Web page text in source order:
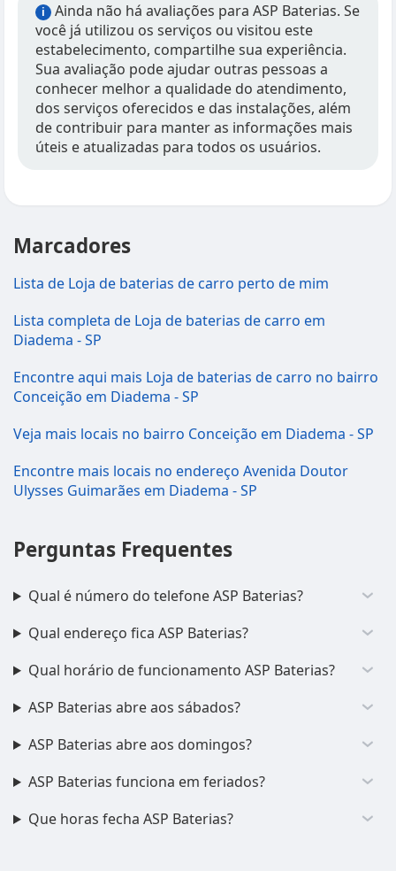
i
Ainda não há avaliações para ASP Baterias. Se
você já utilizou os serviços ou visitou este
estabelecimento, compartilhe sua experiência.
Sua avaliação pode ajudar outras pessoas a
conhecer melhor a qualidade do atendimento,
dos serviços oferecidos e das instalações, além
de contribuir para manter as informações mais
úteis e atualizadas para todos os usuários.
Marcadores
Lista de Loja de baterias de carro perto de mim
Lista completa de Loja de baterias de carro em
Diadema - SP
Encontre aqui mais Loja de baterias de carro no bairro
Conceição em Diadema - SP
Veja mais locais no bairro Conceição em Diadema - SP
Encontre mais locais no endereço Avenida Doutor
Ulysses Guimarães em Diadema - SP
Perguntas Frequentes
Qual é número do telefone ASP Baterias?
Qual endereço fica ASP Baterias?
Qual horário de funcionamento ASP Baterias?
ASP Baterias abre aos sábados?
ASP Baterias abre aos domingos?
ASP Baterias funciona em feriados?
Que horas fecha ASP Baterias?